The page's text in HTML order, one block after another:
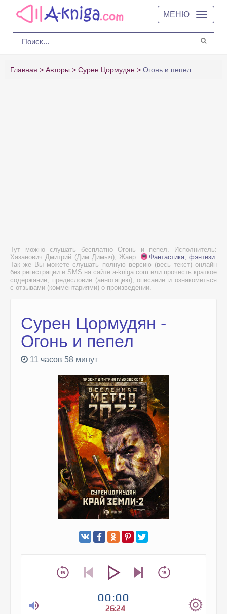
МЕНЮ
Главная Авторы Сурен Цормудян Огонь и пепел
Тут можно слушать бесплатно Огонь и пепел. Исполнитель:
Хазанович Дмитрий (Дим Димыч), Жанр:
Фантастика, фэнтези.
Так же Вы можете слушать полную версию (весь текст) онлайн
без регистрации и SMS на сайте a-kniga.com или прочесть краткое
содержание, предисловие (аннотацию), описание и ознакомиться
с отзывами (комментариями) о произведении.
Сурен Цормудян -
Огонь и пепел
11 часов 58 минут
00:00
26:24